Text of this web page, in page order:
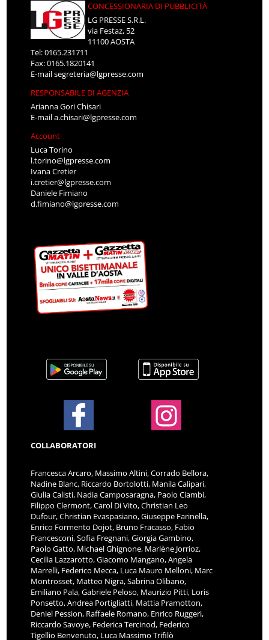
CONCESSIONARIA DI PUBBLICITÀ
LG PRESSE S.R.L.
via Festaz, 52
11100 AOSTA
Tel: 0165.231711
Fax: 0165.1820141
E-mailsegreteria@lgpresse.com
RESPONSABILE DI AGENZIA
Arianna Gori Chisari
E-maila.chisari@lgpresse.com
Account
Luca Torino
l.torino@lgpresse.com
Ivana Cretier
i.cretier@lgpresse.com
Daniele Fimiano
d.fimiano@lgpresse.com
COLLABORATORI
Francesca Arcaro, Massimo Altini, Corrado Bellora,
Nadine Blanc, Riccardo Bortolotti, Manila Calipari,
Giulia Calisti, Nadia Camposaragna, Paolo Ciambi,
Filippo Clermont, Carol Di Vito, Christian Leo
Dufour, Christian Evaspasiano, Giuseppe Farinella,
Enrico Formento Dojot, Bruno Fracasso, Fabio
Francesconi, Sofia Fregnani, Giorgia Gambino,
Paolo Gatto, Michael Ghignone, Marlène Jorrioz,
Cecilia Lazzarotto, Giacomo Mangano, Angela
Marrelli, Federico Mecca, Luca Mauro Melloni, Marc
Montrosset, Matteo Nigra, Sabrina Olibano,
Emiliano Pala, Gabriele Peloso, Maurizio Pitti, Loris
Ponsetto, Andrea Portigliatti, Mattia Pramotton,
Deniel Pession, Raffaele Romano, Enrico Ruggeri,
Riccardo Savoye, Federica Tercinod, Federico
Tigellio Benvenuto, Luca Massimo Trifilò